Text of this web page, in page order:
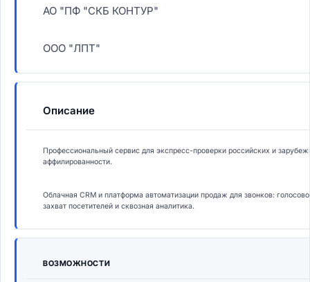
АО "ПФ "СКБ КОНТУР"
ООО "ЛПТ"
Описание
Профессиональный сервис для экспресс-проверки российских и
аффилированности.
Облачная CRM и платформа автоматизации продаж для звонков:
захват посетителей и сквозная аналитика.
ВОЗМОЖНОСТИ